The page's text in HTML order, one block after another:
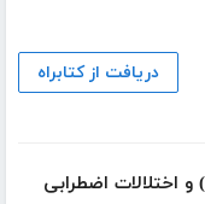
دریافت از کتابراه
دانلود کتاب رهایی از حملات پنیک (Panic) و اختلالات اضطرابی